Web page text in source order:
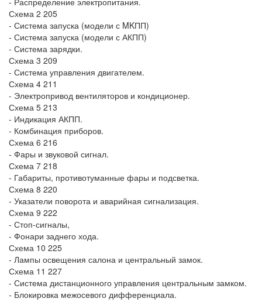
Схема 2 205
- Система запуска (модели с MKПП)
- Система запуска (модели с АКПП)
- Система зарядки.
Схема 3 209
- Система управления двигателем.
Схема 4 211
- Электропривод вентиляторов и кондиционер.
Схема 5 213
- Индикация АКПП.
- Комбинация приборов.
Схема 6 216
- Фары и звуковой сигнал.
Схема 7 218
- Габариты, противотуманные фары и подсветка.
Схема 8 220
- Указатели поворота и аварийная сигнализация.
Схема 9 222
- Стоп-сигналы,
- Фонари заднего хода.
Схема 10 225
- Лампы освещения салона и центральный замок.
Схема 11 227
- Система дистанционного управления центральным замком.
- Блокировка межосевого дифференциала.